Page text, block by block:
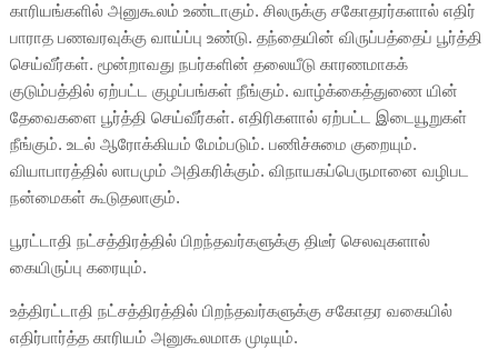
காரியங்களில் அனுகூலம் உண்டாகும். சிலருக்கு சகோதரர்களால் எதிர்
பாராத பணவரவுக்கு வாய்ப்பு உண்டு. தந்தையின் விருப்பத்தைப் பூர்த்தி
செய்வீர்கள். மூன்றாவது நபர்களின் தலையீடு காரணமாகக்
குடும்பத்தில் ஏற்பட்ட குழப்பங்கள் நீங்கும். வாழ்க்கைத்துணை யின்
தேவைகளை பூர்த்தி செய்வீர்கள். எதிரிகளால் ஏற்பட்ட இடையூறுகள்
நீங்கும். உடல் ஆரோக்கியம் மேம்படும். பணிச்சுமை குறையும்.
வியாபாரத்தில் லாபமும் அதிகரிக்கும். விநாயகப்பெருமானை வழிபட
நன்மைகள் கூடுதலாகும்.
பூரட்டாதி நட்சத்திரத்தில் பிறந்தவர்களுக்கு திடீர் செலவுகளால்
கையிருப்பு கரையும்.
உத்திரட்டாதி நட்சத்திரத்தில் பிறந்தவர்களுக்கு சகோதர வகையில்
எதிர்பார்த்த காரியம் அனுகூலமாக முடியும்.